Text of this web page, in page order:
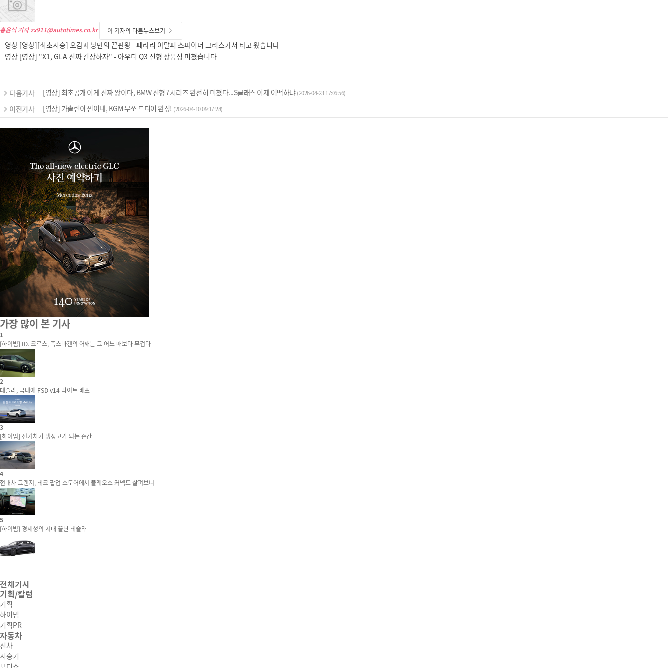
홍윤식 기자 zx911@autotimes.co.kr 이 기자의 다른뉴스보기
영상 [영상][최초시승] 오감과 낭만의 끝판왕 - 페라리 아말피 스파이더 그리스가서 타고 왔습니다
영상 [영상] "X1, GLA 진짜 긴장하자" - 아우디 Q3 신형 상품성 미쳤습니다
다음기사 [영상] 최초공개 이게 진짜 왕이다, BMW 신형 7시리즈 완전히 미쳤다...S클래스 이제 어떡하냐 (2026-04-23 17:06:56)
이전기사 [영상] 가솔린이 찐이네, KGM 무쏘 드디어 완성! (2026-04-10 09:17:28)
가장 많이 본 기사
1
[하이빔] ID. 크로스, 폭스바겐의 어깨는 그 어느 때보다 무겁다
2
테슬라, 국내에 FSD v14 라이트 배포
3
[하이빔] 전기차가 냉장고가 되는 순간
4
현대차 그랜저, 테크 팝업 스토어에서 플레오스 커넥트 살펴보니
5
[하이빔] 경제성의 시대 끝난 테슬라
전체기사
기획/칼럼
기획
하이빔
기획PR
자동차
신차
시승기
모터쇼